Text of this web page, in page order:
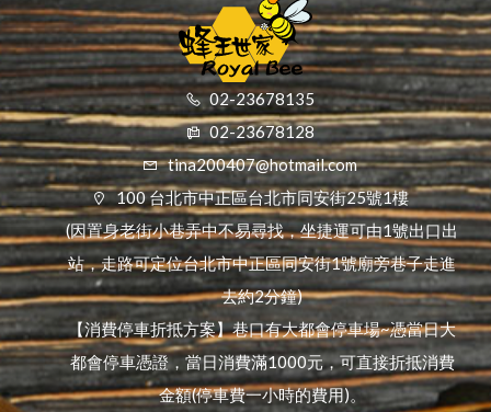
02-23678135
02-23678128
tina200407@hotmail.com
100 台北市中正區台北市同安街25號1樓
(因置身老街小巷弄中不易尋找，坐捷運可由1號出口出
站，走路可定位台北市中正區同安街1號廟旁巷子走進
去約2分鐘)
【消費停車折抵方案】巷口有大都會停車場~憑當日大
都會停車憑證，當日消費滿1000元，可直接折抵消費
金額(停車費一小時的費用)。